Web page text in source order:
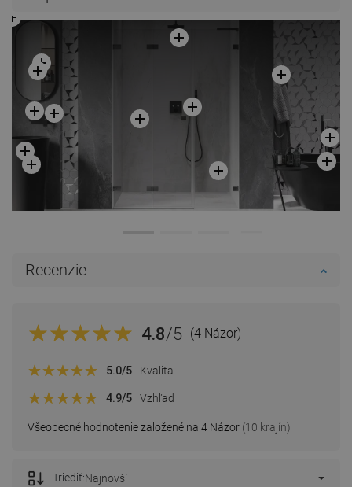
Recenzie
4.8/5 (4 Názor)
Všeobecné hodnotenie založené na 4 Názor (10 krajín)
5.0/5 Kvalita
4.9/5 Vzhľad
Triediť:Najnovší